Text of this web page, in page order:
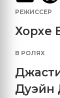
РЕЖИССЕР
Хорхе
В РОЛЯХ
Дуэйн